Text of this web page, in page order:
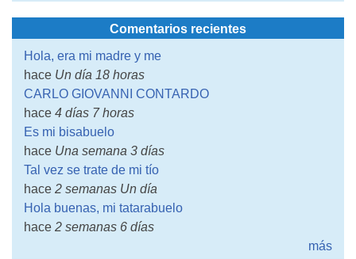
Comentarios recientes
Hola, era mi madre y me
hace Un día 18 horas
CARLO GIOVANNI CONTARDO
hace 4 días 7 horas
Es mi bisabuelo
hace Una semana 3 días
Tal vez se trate de mi tío
hace 2 semanas Un día
Hola buenas, mi tatarabuelo
hace 2 semanas 6 días
más